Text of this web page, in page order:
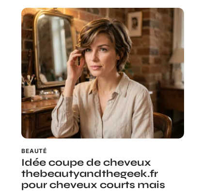
BEAUTÉ
Idée coupe de cheveux
thebeautyandthegeek.fr
pour cheveux courts mais